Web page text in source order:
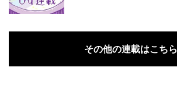
その他の連載はこちら